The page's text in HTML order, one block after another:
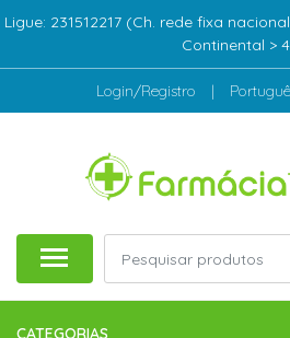
Ligue: 231512217 (Ch. rede fixa
Continental >
Login/Registro |
CATEGORIAS